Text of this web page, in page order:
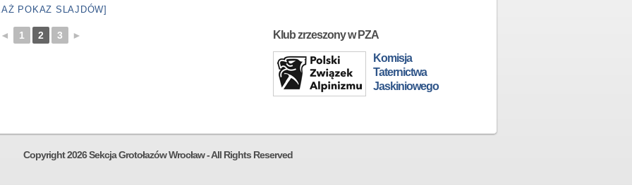
POKAZ SLAJDÓW]
◄ 1 2 3 ►
Klub zrzeszony w PZA
Komisja
Taternictwa
Jaskiniowego
Copyright 2026 Sekcja Grotołazów Wrocław - All Rights Reserved